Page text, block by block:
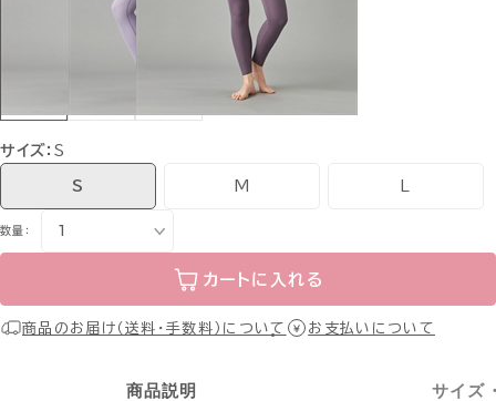
サイズ：S
S M
数量：
カートに入れる
商品のお届け（送料・手数料）について お支払いについて
商品説明 サイズ